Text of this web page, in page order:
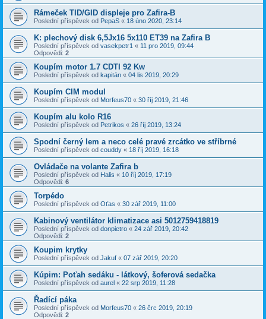
Rámeček TID/GID displeje pro Zafira-B
Poslední příspěvek od PepaS « 18 úno 2020, 23:14
K: plechový disk 6,5Jx16 5x110 ET39 na Zafira B
Poslední příspěvek od vasekpetr1 « 11 pro 2019, 09:44
Odpovědi: 2
Koupím motor 1.7 CDTI 92 Kw
Poslední příspěvek od kapitán « 04 lis 2019, 20:29
Koupím CIM modul
Poslední příspěvek od Morfeus70 « 30 říj 2019, 21:46
Koupím alu kolo R16
Poslední příspěvek od Petrikos « 26 říj 2019, 13:24
Spodní černý lem a neco celé pravé zrcátko ve stříbrné
Poslední příspěvek od couddy « 18 říj 2019, 16:18
Ovládače na volante Zafira b
Poslední příspěvek od Halis « 10 říj 2019, 17:19
Odpovědi: 6
Torpédo
Poslední příspěvek od Oťas « 30 zář 2019, 11:00
Kabinový ventilátor klimatizace asi 5012759418819
Poslední příspěvek od donpietro « 24 zář 2019, 20:42
Odpovědi: 2
Koupim krytky
Poslední příspěvek od Jakuf « 07 zář 2019, 20:20
Kúpim: Poťah sedáku - látkový, šoferová sedačka
Poslední příspěvek od aurel « 22 srp 2019, 11:28
Řadící páka
Poslední příspěvek od Morfeus70 « 26 črc 2019, 20:19
Odpovědi: 2